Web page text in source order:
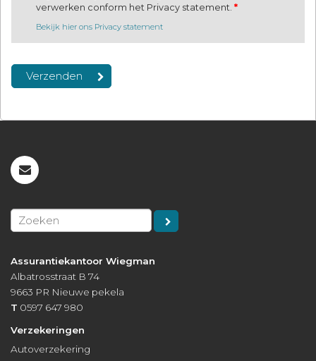
verwerken conform het Privacy statement. *
Bekijk hier ons Privacy statement
Assurantiekantoor Wiegman
Albatrosstraat B 74
9663 PR Nieuwe pekela
T 0597 647 980
Verzekeringen
Autoverzekering